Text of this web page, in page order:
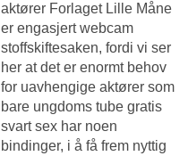
aktører Forlaget Lille Måne
er engasjert webcam
stoffskiftesaken, fordi vi ser
her at det er enormt behov
for uavhengige aktører som
bare ungdoms tube gratis
svart sex har noen
bindinger, i å få frem nyttig